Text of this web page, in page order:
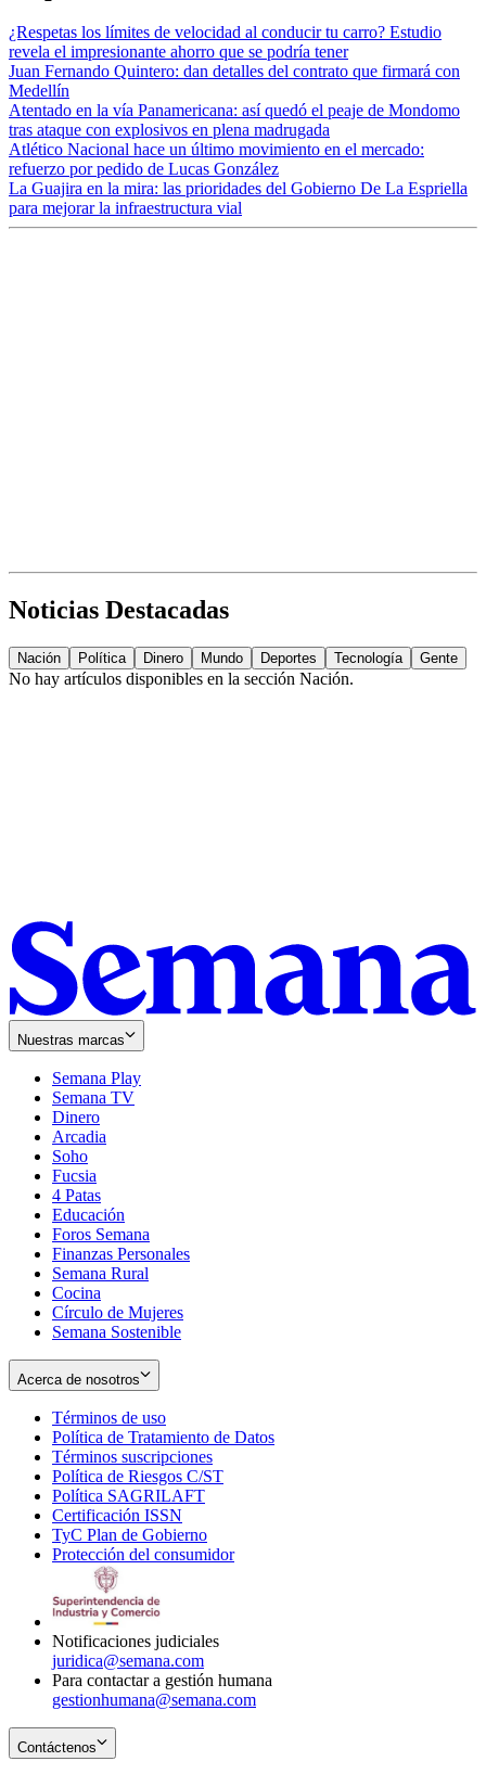
¿Respetas los límites de velocidad al conducir tu carro? Estudio
revela el impresionante ahorro que se podría tener
Juan Fernando Quintero: dan detalles del contrato que firmará con
Medellín
Atentado en la vía Panamericana: así quedó el peaje de Mondomo
tras ataque con explosivos en plena madrugada
Atlético Nacional hace un último movimiento en el mercado:
refuerzo por pedido de Lucas González
La Guajira en la mira: las prioridades del Gobierno De La Espriella
para mejorar la infraestructura vial
Noticias Destacadas
Nación Política Dinero Mundo Deportes Tecnología Gente
No hay artículos disponibles en la sección Nación.
Nuestras marcas
Semana Play
Semana TV
Dinero
Arcadia
Soho
in
new
window
Fucsia
in
new
window
4 Patas
Educación
Foros Semana
Finanzas Personales
Semana Rural
Cocina
Círculo de Mujeres
Semana Sostenible
Acerca de nosotros
Términos de uso
in
new
window
Política de Tratamiento de Datos
Términos suscripciones
in
Política de Riesgos C/ST
Política SAGRILAFT
new
window
Certificación ISSN
in
new
TyC Plan de Gobierno
in
Protección del consumidorOpens
Notificaciones judiciales
juridica@semana.com
Para contactar a gestión humana
gestionhumana@semana.com
Contáctenos